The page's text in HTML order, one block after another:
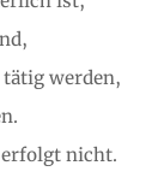
werden,
erfolgt nicht.